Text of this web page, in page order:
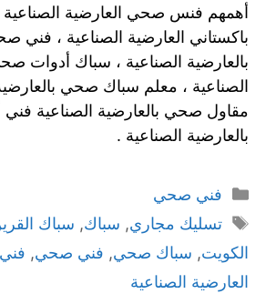
أهمهم فنس صحي العارضية
باكستاني العارضية الصناعية ، فني
بالعارضية الصناعية ، سباك أدوات
الصناعية ، معلم سباك صحي
مقاول صحي بالعارضية الصناعية
بالعارضية الصناعية .
فني صحي
تسليك مجاري, سباك, سباك
الكويت, سباك صحي, فني صحي,
العارضية الصناعية